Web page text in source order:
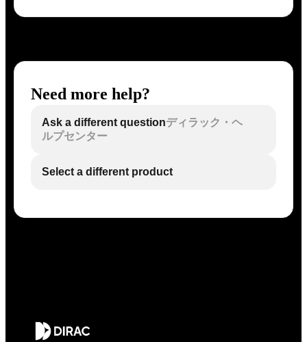
Need more help?
Ask a different questionディラック・ヘ
ルプセンター
Select a different product